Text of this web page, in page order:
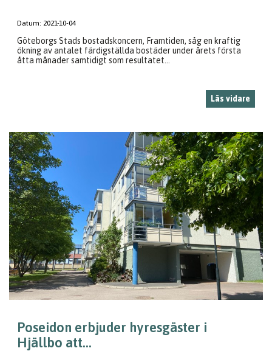
Datum: 2021-10-04
Göteborgs Stads bostadskoncern, Framtiden, såg en kraftig
ökning av antalet färdigställda bostäder under årets första
åtta månader samtidigt som resultatet...
Läs vidare
Poseidon erbjuder hyresgäster i
Hjällbo att...